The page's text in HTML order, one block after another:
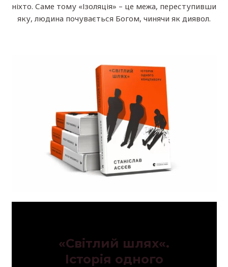
ніхто. Саме тому «Ізоляція» – це межа, переступивши
яку, людина почувається Богом, чинячи як диявол.
«Світлий шлях«.
Історія одного